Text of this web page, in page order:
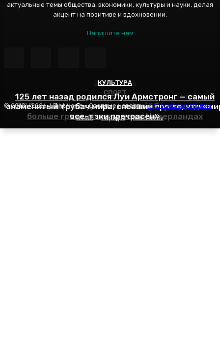
ЭНЕРГЕТИКА
Эффективное обучение: партнеры «Сетевой
компании» удваивают выпуск продукции и
снижают потери
СПОРТ
РПЛ все еще входит в топ-6 лиг Европы, здесь
больше громких имен, чем в Нидерландах
КУЛЬТУРА
125 лет назад родился Луи Армстронг — самый
знаменитый трубач мира, спевший про то, что
все-таки прекрасен»
актуальные темы общества, экономики, культуры и науки, делая
акцент на позитиве и вдохновении.
Напишите нам
© 2012 - 2026, Light News - Светлые новости |Правообладателям
О нас
Тарифы Контакты